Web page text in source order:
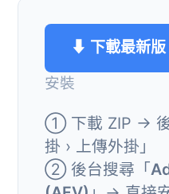
⬇ 下載最新
安裝
① 下載 ZIP → 後
掛 › 上傳外掛」
② 後台搜尋「